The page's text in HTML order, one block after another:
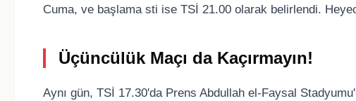
Cuma, ve başlama sti ise TSİ 21.00 olarak belirlendi.
Üçüncülük Maçı da Kaçırmayın!
Aynı gün, TSİ 17.30'da Prens Abdullah el-Faysal